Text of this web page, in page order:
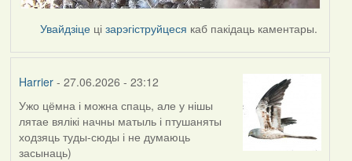
Увайдзіце цізарэгіструйцеся каб пакідаць каментары.
Harrier- 27.06.2026 - 23:12
Ужо цёмна і можна спаць, але у нішы
лятае вялікі начны матыль і птушаняты
ходзяць туды-сюды і не думаюць
засынаць)